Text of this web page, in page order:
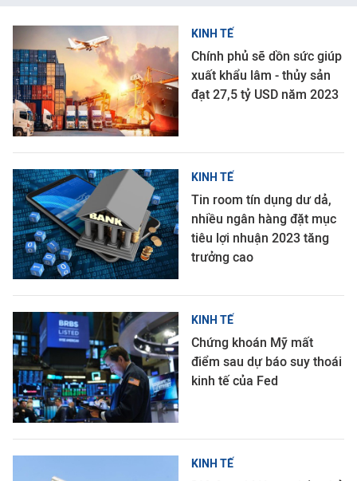
KINH TẾ
Chính phủ sẽ dồn sức giúp
xuất khẩu lâm - thủy sản
đạt 27,5 tỷ USD năm 2023
KINH TẾ
Tin room tín dụng dư dả,
nhiều ngân hàng đặt mục
tiêu lợi nhuận 2023 tăng
trưởng cao
KINH TẾ
Chứng khoán Mỹ mất
điểm sau dự báo suy thoái
kinh tế của Fed
KINH TẾ